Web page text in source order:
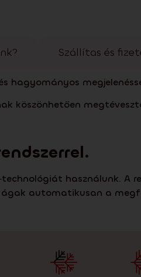
Szállítas és
hagyományos
köszönhetően
használunk. A
automatikusan a